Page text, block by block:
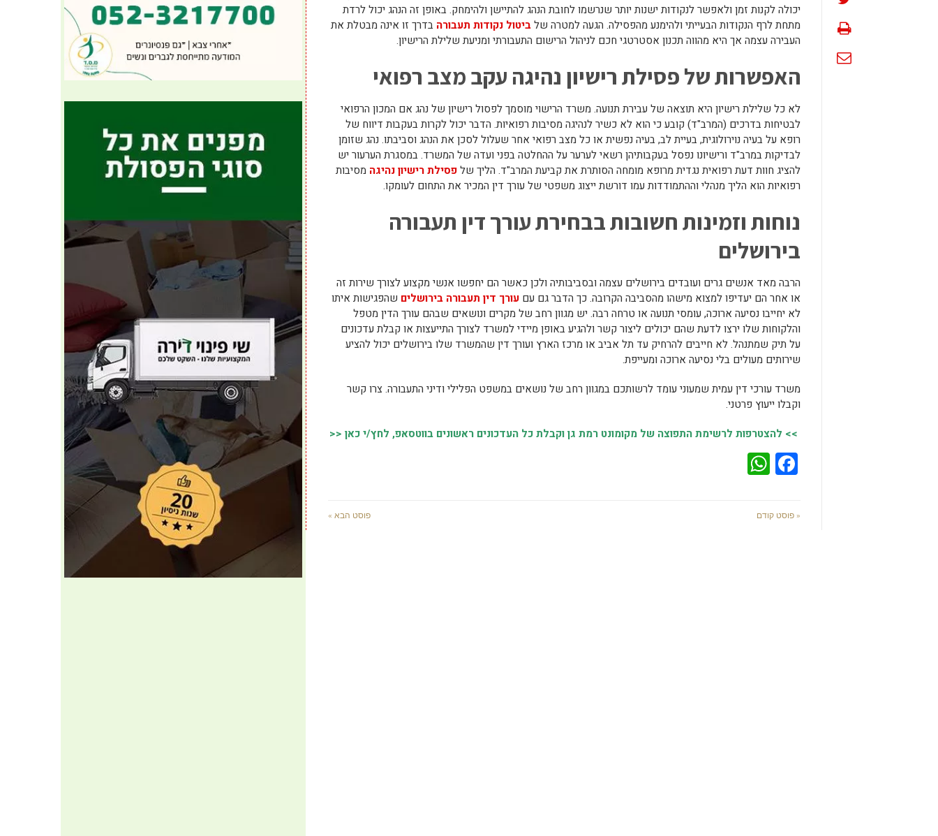
יכולה לקנות זמן ולאפשר לנקודות ישנות יותר שנרשמו לחובת הנהג להתיישן ולהימחק. באופן זה הנהג יכול לרדת
מתחת לרף הנקודות הבעייתי ולהימנע מהפסילה. הגעה למטרה שלביטול נקודות תעבורה בדרך זו אינה מבטלת את
העבירה עצמה אך היא מהווה תכנון אסטרטגי חכם לניהול הרישום התעבורתי ומניעת שלילת הרישיון.
האפשרות של פסילת רישיון נהיגה עקב מצב רפואי
לא כל שלילת רישיון היא תוצאה של עבירת תנועה. משרד הרישוי מוסמך לפסול רישיון של נהג אם המכון הרפואי
לבטיחות בדרכים (המרב"ד) קובע כי הוא לא כשיר לנהיגה מסיבות רפואיות. הדבר יכול לקרות בעקבות דיווח של
רופא על בעיה נוירולוגית, בעיית לב, בעיה נפשית או כל מצב רפואי אחר שעלול לסכן את הנהג וסביבתו. נהג שזומן
לבדיקות במרב"ד ורישיונו נפסל בעקבותיהן רשאי לערער על ההחלטה בפני ועדה של המשרד. במסגרת הערעור יש
להציג חוות דעת רפואית נגדית מרופא מומחה הסותרת את קביעת המרב"ד. הליך שלפסילת רישיון נהיגה מסיבות
רפואיות הוא הליך מנהלי וההתמודדות עמו דורשת ייצוג משפטי של עורך דין המכיר את התחום לעומקו.
נוחות וזמינות חשובות בבחירת עורך דין תעבורה
בירושלים
הרבה מאד אנשים גרים ועובדים בירושלים עצמה ובסביבותיה ולכן כאשר הם יחפשו אנשי מקצוע לצורך שירות זה
או אחר הם יעדיפו למצוא מישהו מהסביבה הקרובה. כך הדבר גם עםעורך דין תעבורה בירושלים שהפגישות איתו
לא יחייבו נסיעה ארוכה, עומסי תנועה או טרחה רבה. יש מגוון רחב של מקרים ונושאים שבהם עורך הדין מטפל
והלקוחות שלו ירצו לדעת שהם יכולים ליצור קשר ולהגיע באופן מיידי למשרד לצורך התייעצות או קבלת עדכונים
על תיק שמתנהל. לא חייבים להרחיק עד תל אביב או מרכז הארץ ועורך דין שהמשרד שלו בירושלים יכול להציע
שירותים מעולים בלי נסיעה ארוכה ומעייפת.
משרד עורכי דין עמית שמעוני עומד לרשותכם במגוון רחב של נושאים במשפט הפלילי ודיני התעבורה. צרו קשר
וקבלו ייעוץ פרטני.
>> להצטרפות לרשימת התפוצה של מקומונט רמת גן וקבלת כל העדכונים ראשונים בווטסאפ, לחץ/י כאן <<
Facebook
« פוסט קודם פוסט הבא »